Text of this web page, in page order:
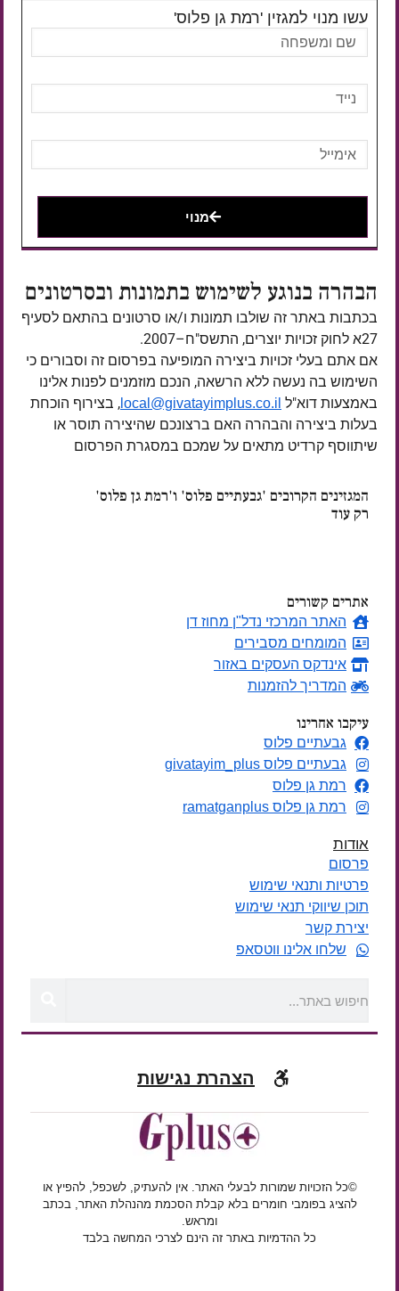
עשו מנוי למגזין 'רמת גן פלוס'
מנוי
הבהרה בנוגע לשימוש בתמונות ובסרטונים
בכתבות באתר זה שולבו תמונות ו/או סרטונים בהתאם לסעיף
27א לחוק זכויות יוצרים, התשס"ח–2007.
אם אתם בעלי זכויות ביצירה המופיעה בפרסום זה וסבורים כי
השימוש בה נעשה ללא הרשאה, הנכם מוזמנים לפנות אלינו
באמצעות דוא"ל local@givatayimplus.co.il , בצירוף הוכחת
בעלות ביצירה והבהרה האם ברצונכם שהיצירה תוסר או
שיתווסף קרדיט מתאים על שמכם במסגרת הפרסום
המגזינים הקרובים 'גבעתיים פלוס' ו'רמת גן פלוס'
רק עוד
אתרים קשורים
האתר המרכזי נדל"ן מחוז דן
המומחים מסבירים
אינדקס העסקים באזור
המדריך להזמנות
עיקבו אחרינו
גבעתיים פלוס
גבעתיים פלוס givatayim_plus
רמת גן פלוס
רמת גן פלוס ramatganplus
אודות
פרסום
פרטיות ותנאי שימוש
תוכן שיווקי תנאי שימוש
יצירת קשר
שלחו אלינו ווטסאפ
הצהרת נגישות
©כל הזכויות שמורות לבעלי האתר. אין להעתיק, לשכפל, להפיץ או
להציג בפומבי חומרים בלא קבלת הסכמת מהנהלת האתר, בכתב
ומראש.
כל ההדמיות באתר זה הינם לצרכי המחשה בלבד